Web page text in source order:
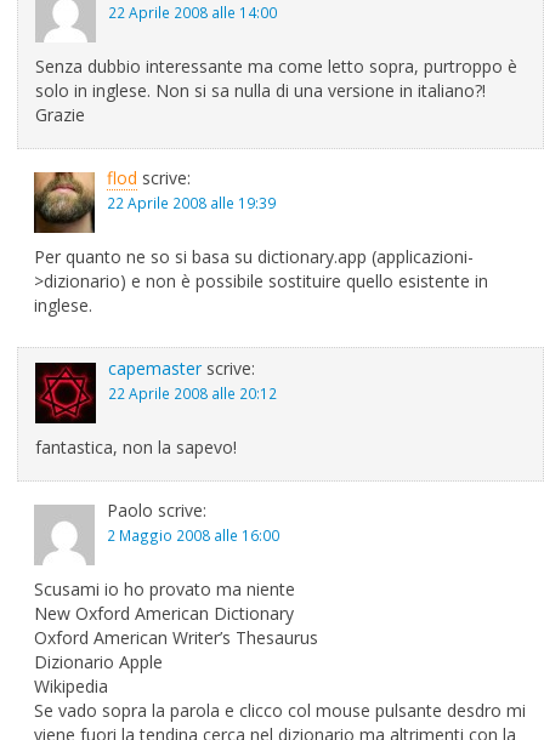
22 Aprile 2008 alle 14:00
Senza dubbio interessante ma come letto sopra, purtroppo è
solo in inglese. Non si sa nulla di una versione in italiano?!
Grazie
flod scrive:
22 Aprile 2008 alle 19:39
Per quanto ne so si basa su dictionary.app (applicazioni-
>dizionario) e non è possibile sostituire quello esistente in
inglese.
capemaster scrive:
22 Aprile 2008 alle 20:12
fantastica, non la sapevo!
Paolo scrive:
2 Maggio 2008 alle 16:00
Scusami io ho provato ma niente
New Oxford American Dictionary
Oxford American Writer’s Thesaurus
Dizionario Apple
Wikipedia
Se vado sopra la parola e clicco col mouse pulsante desdro mi
viene fuori la tendina cerca nel dizionario ma altrimenti con la